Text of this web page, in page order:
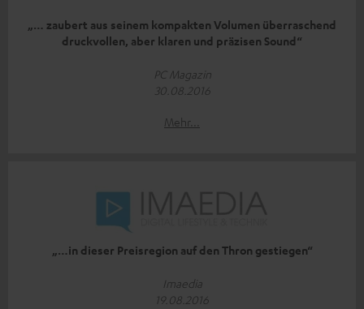
„… zaubert aus seinem kompakten Volumen überraschend
druckvollen, aber klaren und präzisen Sound“
PC Magazin
30.08.2016
Mehr...
„…in dieser Preisregion auf den Thron gestiegen“
Imaedia
19.08.2016